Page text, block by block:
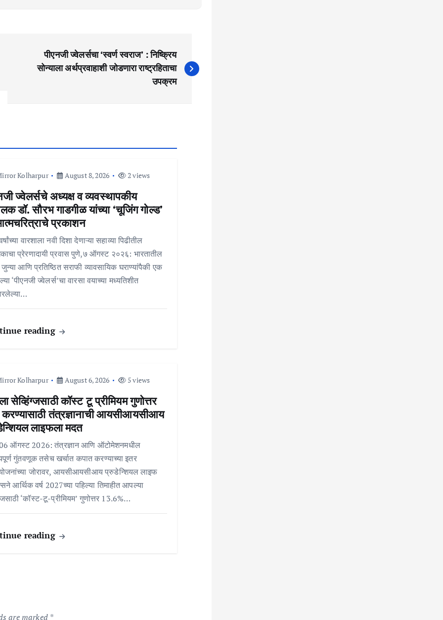
पीएनजी ज्वेलर्सचा ‘स्वर्ण स्वराज’ : निष्क्रिय
सोन्याला अर्थप्रवाहाशी जोडणारा राष्ट्रहिताचा
उपक्रम
Kolharpur August 8, 2026 2 views
ज्वेलर्सचे अध्यक्ष व व्यवस्थापकीय
डॉ. सौरभ गाडगीळ यांच्या ‘चूजिंग गोल्ड’
प्रकाशन
वारशाला नवी दिशा देणाऱ्या सहाव्या पिढीतील
प्रेरणादायी प्रवास पुणे,७ ऑगस्ट २०२६: भारतातील
जुन्या आणि प्रतिष्ठित सराफी व्यावसायिक घराण्यांपैकी एक
‘पीएनजी ज्वेलर्स’चा वारसा वयाच्या मध्यतिशीत
reading
Kolharpur August 6, 2026 5 views
सेव्हिंग्जसाठी कॉस्ट टू प्रीमियम गुणोत्तर
तंत्रज्ञानाची आयसीआयसीआय
लाइफला मदत
ऑगस्ट 2026: तंत्रज्ञान आणि ऑटोमेशनमधील
गुंतवणूक तसेच खर्चात कपात करण्याच्या इतर
जोरावर, आयसीआयसीआय प्रुडेन्शियल लाइफ
आर्थिक वर्ष 2027च्या पहिल्या तिमाहीत आपल्या
‘कॉस्ट-टू-प्रीमियम’ गुणोत्तर 13.6%…
reading
are marked *